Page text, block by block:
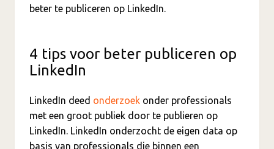
beter te publiceren op LinkedIn.
4 tips voor beter publiceren op
LinkedIn
LinkedIn deed onderzoek onder professionals
met een groot publiek door te publieren op
LinkedIn. LinkedIn onderzocht de eigen data op
basis van professionals die binnen een